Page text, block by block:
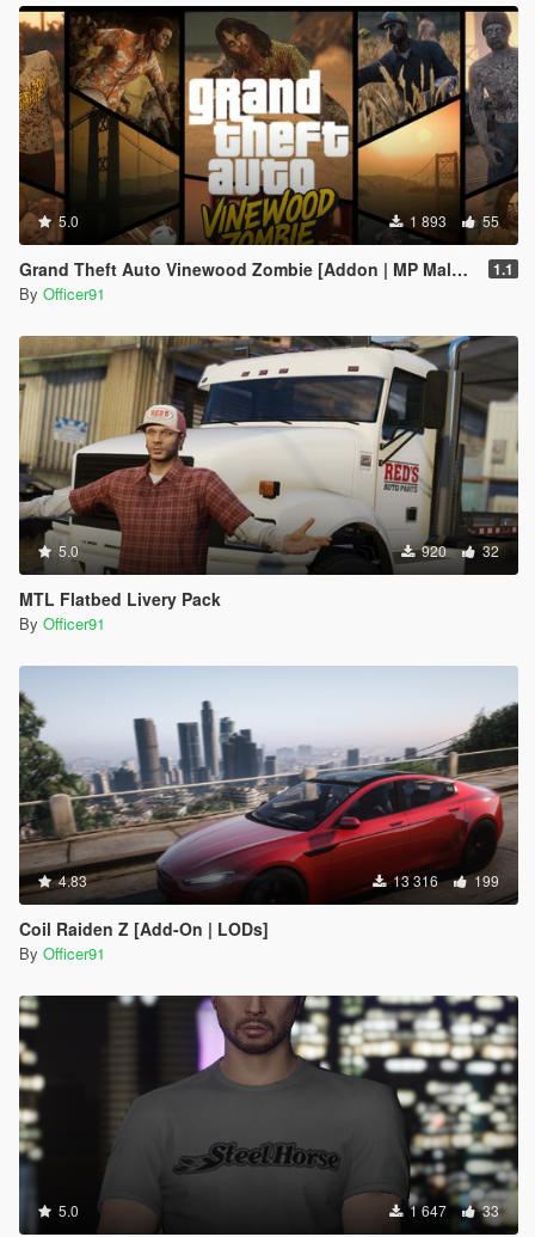
5.0 1 893 55
Grand Theft Auto Vinewood Zombie [Addon | MP Male\Female] 1.1
By Officer91
5.0 920 32
MTL Flatbed Livery Pack
By Officer91
4.83 13 316 199
Coil Raiden Z [Add-On | LODs]
By Officer91
5.0 1 647 33